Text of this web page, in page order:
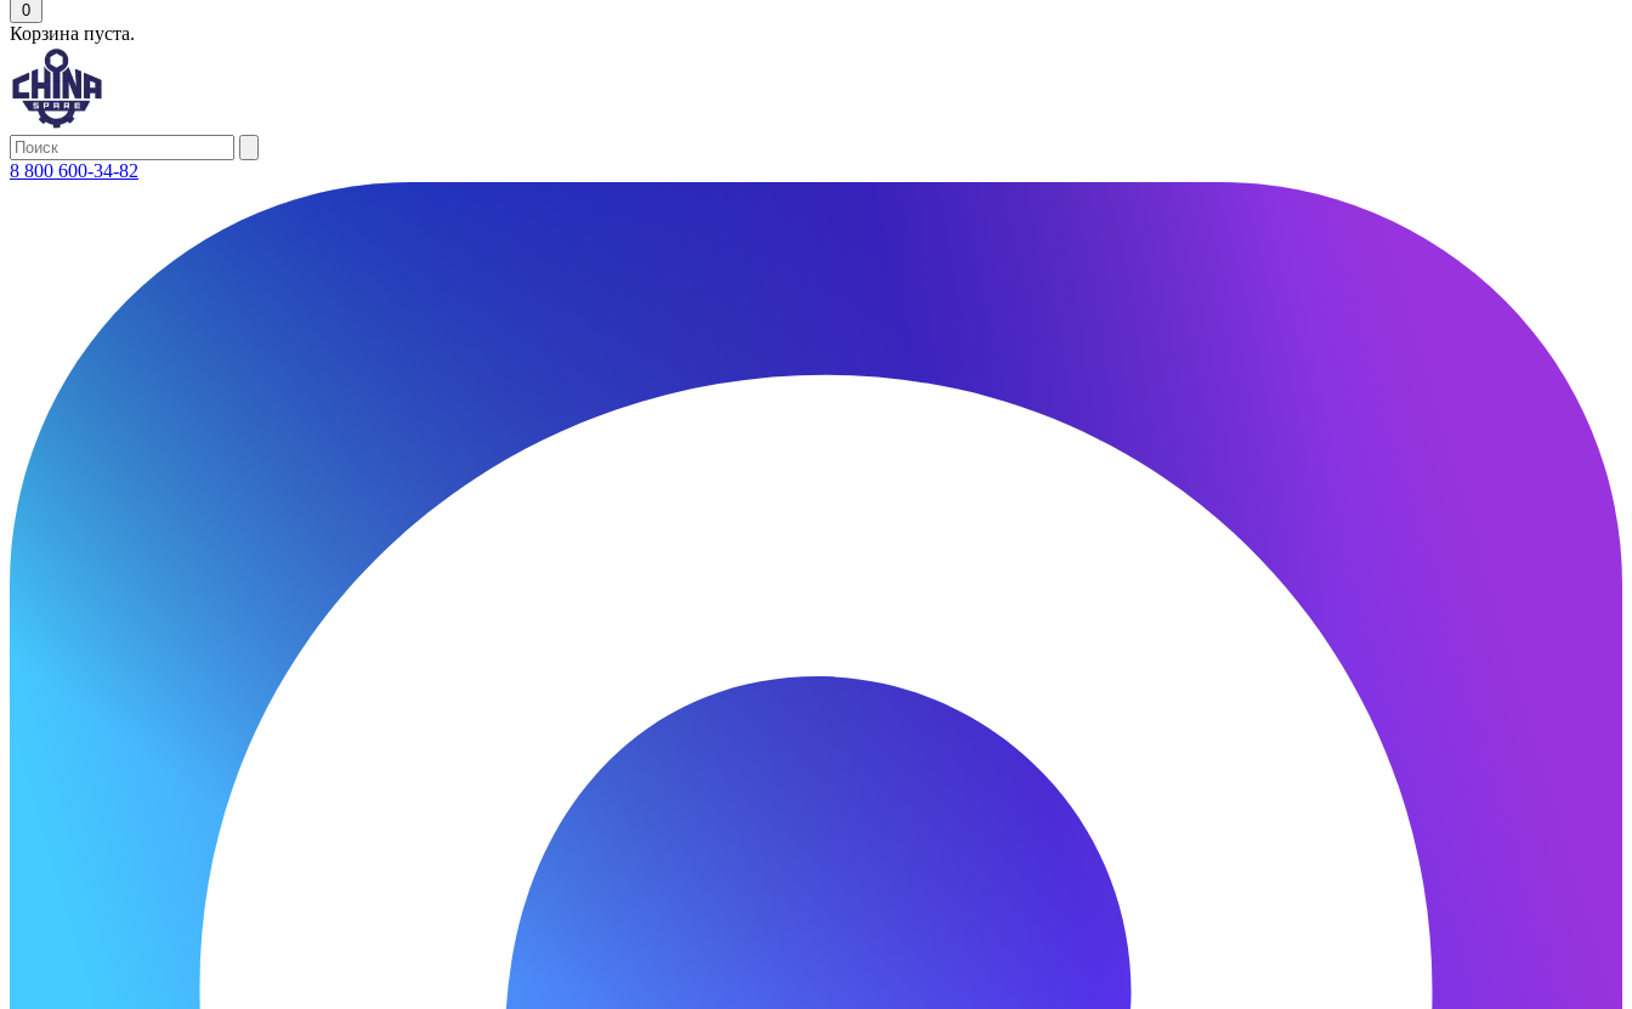
0
Корзина пуста.
8 800 600-34-82